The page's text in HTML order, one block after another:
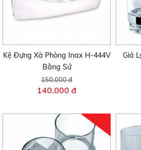
Kệ Đựng Xà Phòng Inax H-444V
Bằng Sứ
150.000 đ
140.000 đ
Giá